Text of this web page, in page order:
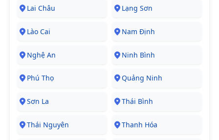
Lai Châu Lạng Sơn
Lào Cai Nam Định
Nghệ An Ninh Bình
Phú Thọ Quảng Ninh
Sơn La Thái Bình
Thái Nguyên Thanh Hóa